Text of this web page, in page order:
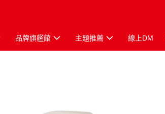
品牌旗艦館 主題推薦 線上DM